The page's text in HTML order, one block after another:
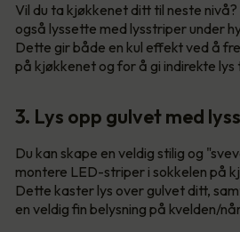
Vil du ta kjøkkenet ditt til neste
også lyssette med lysstriper under
Dette gir både en kul effekt ved å
på kjøkkenet og for å gi indirekte
3. Lys opp gulvet med
Du kan skape en veldig stilig og
montere LED-striper i sokkelen på
Dette kaster lys over gulvet ditt,
en veldig fin belysning på kvelden/